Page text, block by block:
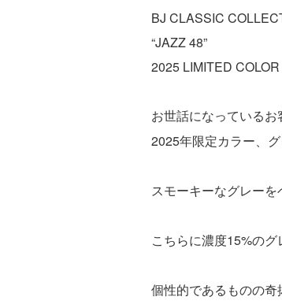
BJ CLASSIC
“JAZZ 48”
2025 LIMITED COLOR
お世話になっているお
2025年限定カラー、グ
スモーキーなグレー
こちらに濃度15%のグ
個性的であるものの